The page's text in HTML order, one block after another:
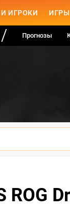
ИГРОКИ ИГРЫ
Прогнозы
ROG